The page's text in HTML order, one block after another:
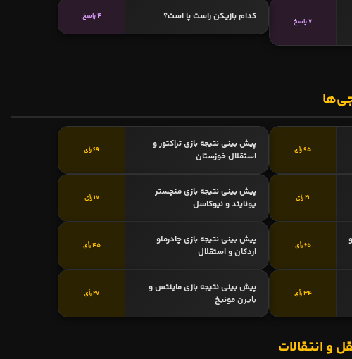
7 پاسخ کدام بازیکن راست پا است؟ 4 پاسخ
95 رأی
پیش بینی نتیجه بازی تراکتور و
استقلال خوزستان
69 رأی
21 رأی
پیش بینی نتیجه بازی منچستر
یونایتد و نیوکاسل
17 رأی
65 رأی
پیش بینی نتیجه بازی چادرملو
اردکان و استقلال
45 رأی
34 رأی
پیش بینی نتیجه بازی ماینتس و
بایرن مونیخ
27 رأی
و انتقالات